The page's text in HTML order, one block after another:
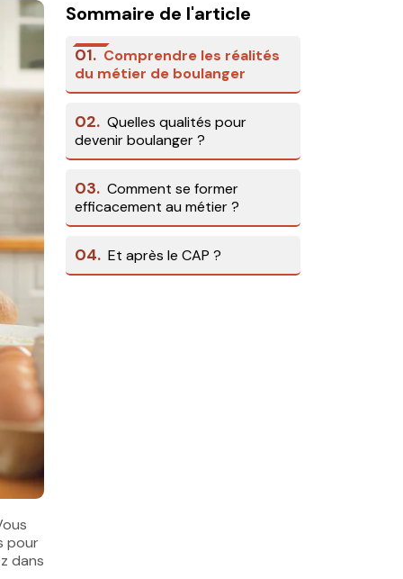
pour
dans
Sommaire de l'article
01. Comprendre les réalités
du métier de boulanger
02. Quelles qualités pour
devenir boulanger ?
03. Comment se former
efficacement au métier ?
04. Et après le CAP ?